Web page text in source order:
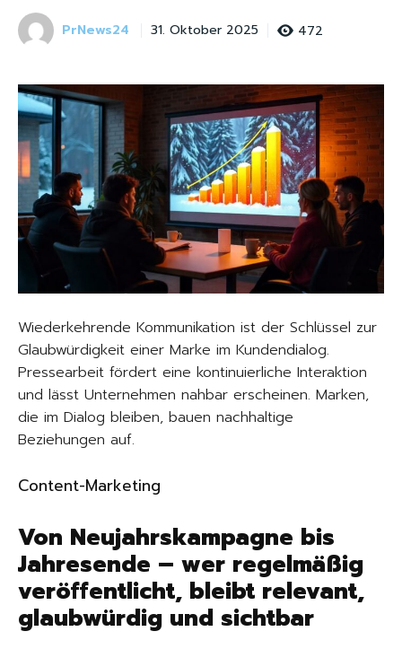
PrNews24 31. Oktober 2025 472
Wiederkehrende Kommunikation ist der Schlüssel zur
Glaubwürdigkeit einer Marke im Kundendialog.
Pressearbeit fördert eine kontinuierliche Interaktion
und lässt Unternehmen nahbar erscheinen. Marken,
die im Dialog bleiben, bauen nachhaltige
Beziehungen auf.
Content-Marketing
Von Neujahrskampagne bis
Jahresende – wer regelmäßig
veröffentlicht, bleibt relevant,
glaubwürdig und sichtbar